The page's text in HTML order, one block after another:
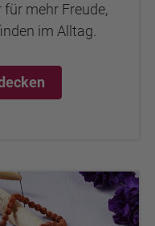
mehr Freude,
im Alltag.